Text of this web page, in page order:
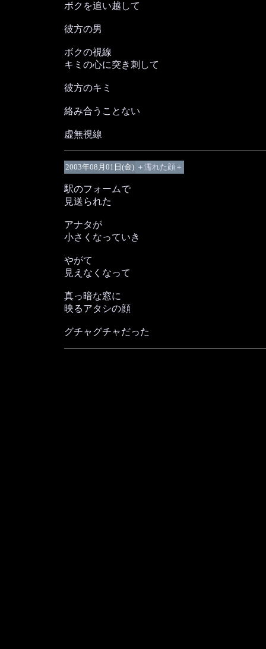
ボクを追い越して
彼方の男
ボクの視線
キミの心に突き刺して
彼方のキミ
絡み合うことない
虚無視線
2003年08月01日(金) ＋濡れた顔＋
駅のフォームで
見送られた
アナタが
小さくなっていき
やがて
見えなくなって
真っ暗な窓に
映るアタシの顔
グチャグチャだった